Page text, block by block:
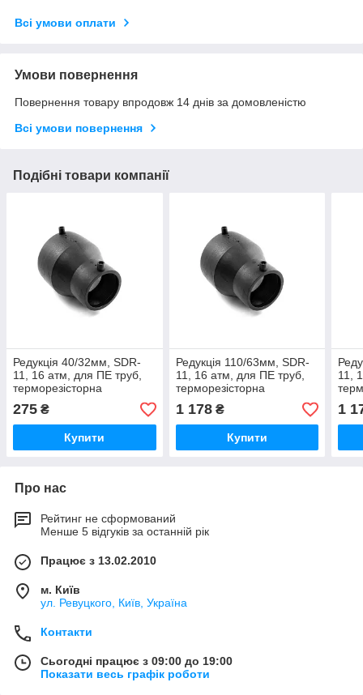
Всі умови оплати
Умови повернення
Повернення товару впродовж 14 днів за домовленістю
Всі умови повернення
Подібні товари компанії
Редукція 40/32мм, SDR-
11, 16 атм, для ПЕ труб,
терморезісторна
електрозварна (вода / газ)
TRANS-QUADRO
275 ₴
Купити
Редукція 110/63мм, SDR-
11, 16 атм, для ПЕ труб,
терморезісторна
електрозварна (вода / газ)
TRANS-QUADRO
1 178₴
Купити
11,
1
Про нас
Рейтинг не сформований
Менше 5 відгуків за останній рік
Працює з 13.02.2010
м. Київ
ул. Ревуцкого, Київ, Україна
Контакти
Сьогодні працює з 09:00 до 19:00
Показати весь графік роботи